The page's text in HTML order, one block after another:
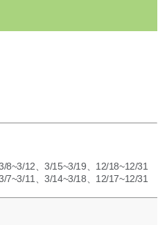
8~3/12、3/15~3/19、12/18~12/31
7~3/11、3/14~3/18、12/17~12/31